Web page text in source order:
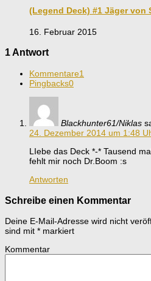
(Legend Deck) #1 Jäger von
16. Februar 2015
1 Antwort
Kommentare1
Pingbacks0
Blackhunter61/Niklas
24. Dezember 2014 um 1:48
LIebe das Deck *-* Tausend
fehlt mir noch Dr.Boom :s
Antworten
Schreibe einen Kommentar
Deine E-Mail-Adresse wird nicht
sind mit * markiert
Kommentar